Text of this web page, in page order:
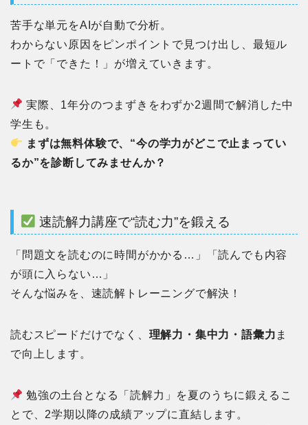
苦手な単元をAIが自動で分析。
わからない原因をピンポイントで見つけ出し、最短ル
ートで「できた！」が増えていきます。
実際、1年分のつまずきをわずか2週間で解消した中
学生も。
まずは無料体験で、“今の学力がどこで止まってい
るか”を診断してみませんか？
速読解力講座で“読む力”を鍛える
「問題文を読むのに時間がかかる…」「読んでも内容
が頭に入らない…」
そんな悩みを、速読解トレーニングで解決！
読むスピードだけでなく、 理解力・集中力・語彙力 ま
で向上します。
勉強の土台となる「読解力」を夏のうちに鍛えるこ
とで、2学期以降の成績アップに直結します。